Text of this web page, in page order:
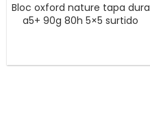
Bloc oxford nature tapa dura
a5+ 90g 80h 5×5 surtido